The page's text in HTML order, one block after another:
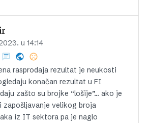
u 14:14
rasprodaja rezultat je neukosti
konačan rezultat u FI
zašto su brojke “lošije”… ako je
zapošljavanje velikog broja
iz IT sektora pa je naglo